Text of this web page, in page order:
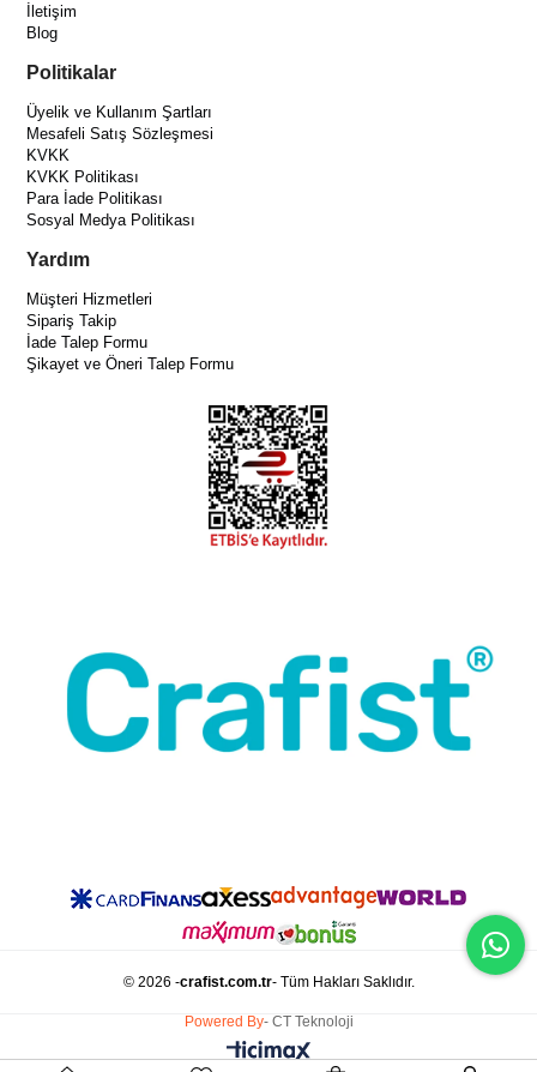
İletişim
Blog
Politikalar
Üyelik ve Kullanım Şartları
Mesafeli Satış Sözleşmesi
KVKK
KVKK Politikası
Para İade Politikası
Sosyal Medya Politikası
Yardım
Müşteri Hizmetleri
Sipariş Takip
İade Talep Formu
Şikayet ve Öneri Talep Formu
© 2026 -crafist.com.tr- Tüm Hakları Saklıdır.
Powered By- CT Teknoloji